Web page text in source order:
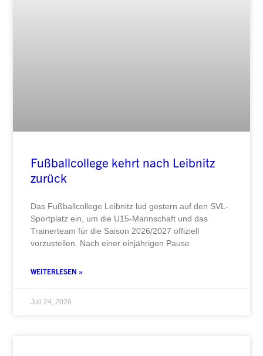
Fußballcollege kehrt nach Leibnitz
zurück
Das Fußballcollege Leibnitz lud gestern auf den SVL-
Sportplatz ein, um die U15-Mannschaft und das
Trainerteam für die Saison 2026/2027 offiziell
vorzustellen. Nach einer einjährigen Pause
WEITERLESEN »
Juli 24, 2026